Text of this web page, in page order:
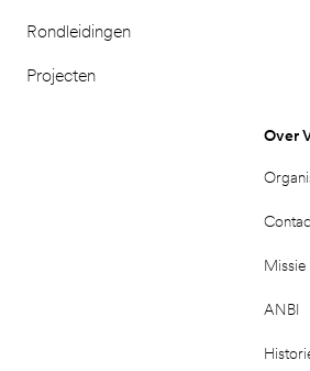
Rondleidingen
Projecten
Over
Missie
ANBI